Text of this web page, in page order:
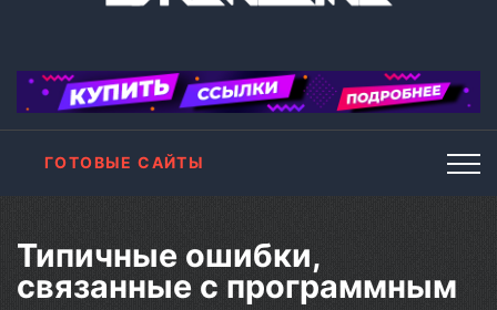
ГОТОВЫЕ САЙТЫ
Типичные ошибки,
связанные с программным